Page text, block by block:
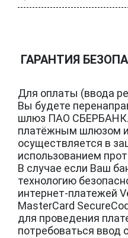
ГАРАНТИЯ
Для оплаты (ввода
Вы будете
шлюз ПАО СБЕРБАНК.
платёжным шлюзом
осуществляется в
использованием
В случае если Ваш
технологию
интернет-платежей
MasterCard
для проведения
потребоваться ввод